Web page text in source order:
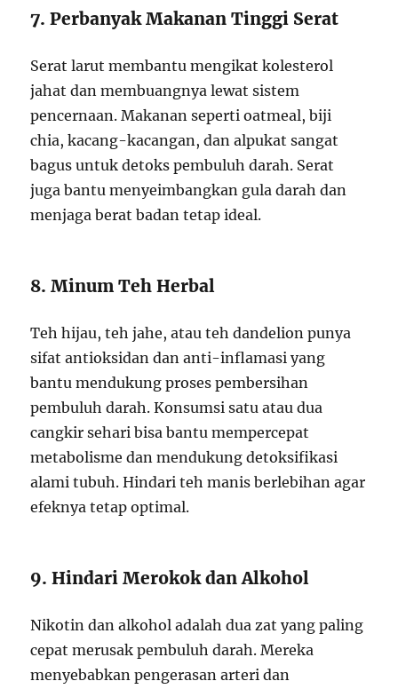
7. Perbanyak Makanan Tinggi Serat
Serat larut membantu mengikat kolesterol
jahat dan membuangnya lewat sistem
pencernaan. Makanan seperti oatmeal, biji
chia, kacang-kacangan, dan alpukat sangat
bagus untuk detoks pembuluh darah. Serat
juga bantu menyeimbangkan gula darah dan
menjaga berat badan tetap ideal.
8. Minum Teh Herbal
Teh hijau, teh jahe, atau teh dandelion punya
sifat antioksidan dan anti-inflamasi yang
bantu mendukung proses pembersihan
pembuluh darah. Konsumsi satu atau dua
cangkir sehari bisa bantu mempercepat
metabolisme dan mendukung detoksifikasi
alami tubuh. Hindari teh manis berlebihan agar
efeknya tetap optimal.
9. Hindari Merokok dan Alkohol
Nikotin dan alkohol adalah dua zat yang paling
cepat merusak pembuluh darah. Mereka
menyebabkan pengerasan arteri dan